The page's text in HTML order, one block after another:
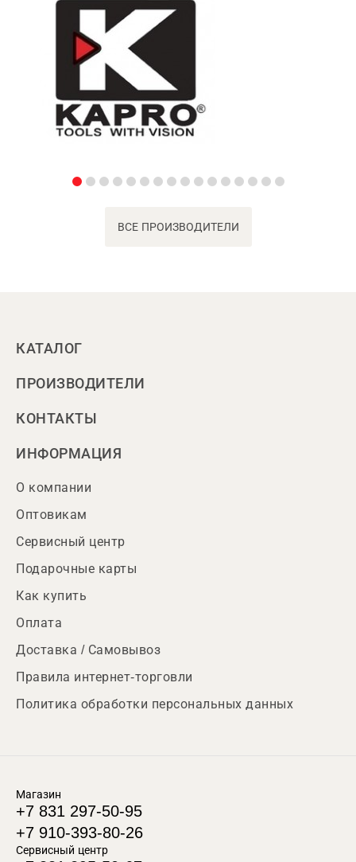
ВСЕ ПРОИЗВОДИТЕЛИ
КАТАЛОГ
ПРОИЗВОДИТЕЛИ
КОНТАКТЫ
ИНФОРМАЦИЯ
О компании
Оптовикам
Сервисный центр
Подарочные карты
Как купить
Оплата
Доставка / Самовывоз
Правила интернет-торговли
Политика обработки персональных данных
Магазин
+7 831 297-50-95
+7 910-393-80-26
Сервисный центр